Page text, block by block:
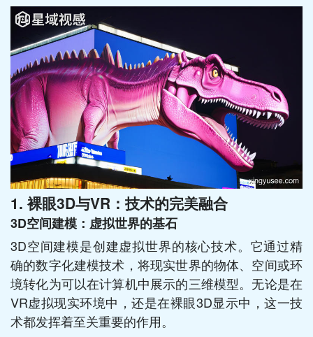
1. 裸眼3D与VR：技术的完美融合
3D空间建模：虚拟世界的基石
3D空间建模是创建虚拟世界的核心技术。它通过精
确的数字化建模技术，将现实世界的物体、空间或环
境转化为可以在计算机中展示的三维模型。无论是在
VR虚拟现实环境中，还是在裸眼3D显示中，这一技
术都发挥着至关重要的作用。